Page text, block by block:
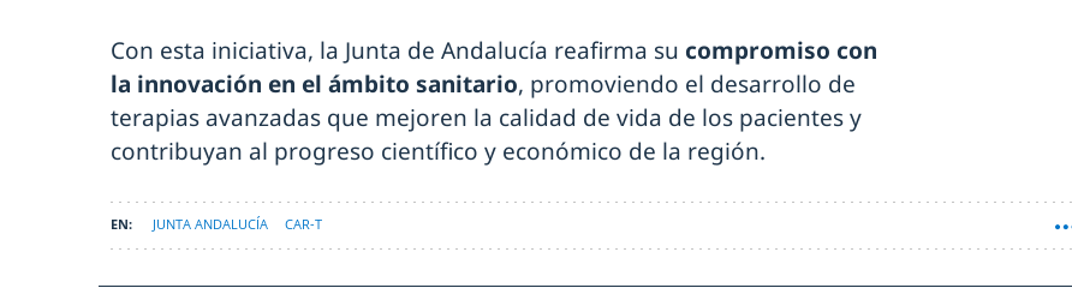
Con esta iniciativa, la Junta de Andalucía reafirma su compromiso con
la innovación en el ámbito sanitario, promoviendo el desarrollo de
terapias avanzadas que mejoren la calidad de vida de los pacientes y
contribuyan al progreso científico y económico de la región.
JUNTA ANDALUCÍA CAR-T